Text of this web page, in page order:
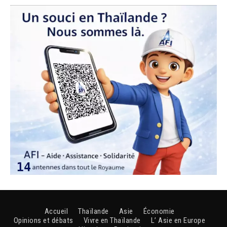
Accueil Thaïlande Asie
Économie
Opinions et débats
Vivre en Thaïlande
L’ Asie en Europe